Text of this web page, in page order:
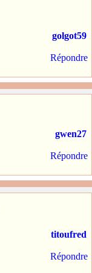
golgot59
Répondre
gwen27
Répondre
titoufred
Répondre